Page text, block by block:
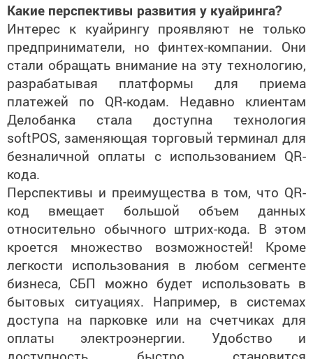
Какие перспективы развития у куайринга?
Интерес к куайрингу проявляют не только
предприниматели, но финтех-компании. Они
стали обращать внимание на эту технологию,
разрабатывая платформы для приема
платежей по QR-кодам. Недавно клиентам
Делобанка стала доступна технология
softPOS, заменяющая торговый терминал для
безналичной оплаты с использованием QR-
кода.
Перспективы и преимущества в том, что QR-
код вмещает большой объем данных
относительно обычного штрих-кода. В этом
кроется множество возможностей! Кроме
легкости использования в любом сегменте
бизнеса, СБП можно будет использовать в
бытовых ситуациях. Например, в системах
доступа на парковке или на счетчиках для
оплаты электроэнергии. Удобство и